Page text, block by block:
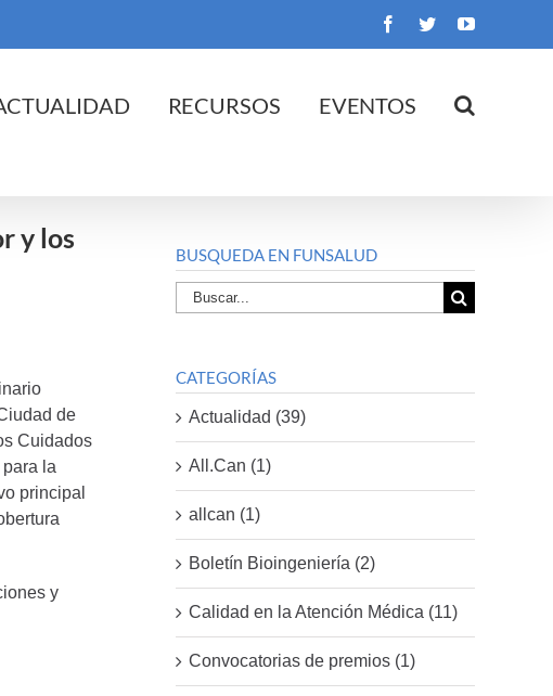
Facebook
TwitterYouTube
RECURSOS EVENTOS
y los
de
Cuidados
la
principal
y
BUSQUEDA EN FUNSALUD
Buscar
por:
CATEGORÍAS
Actualidad (39)
All.Can (1)
allcan (1)
Boletín Bioingeniería (2)
Calidad en la Atención Médica (11)
Convocatorias de premios (1)